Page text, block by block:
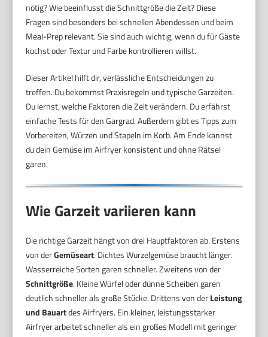
nötig? Wie beeinflusst die Schnittgröße die Zeit? Diese
Fragen sind besonders bei schnellen Abendessen und beim
Meal-Prep relevant. Sie sind auch wichtig, wenn du für Gäste
kochst oder Textur und Farbe kontrollieren willst.
Dieser Artikel hilft dir, verlässliche Entscheidungen zu
treffen. Du bekommst Praxisregeln und typische Garzeiten.
Du lernst, welche Faktoren die Zeit verändern. Du erfährst
einfache Tests für den Gargrad. Außerdem gibt es Tipps zum
Vorbereiten, Würzen und Stapeln im Korb. Am Ende kannst
du dein Gemüse im Airfryer konsistent und ohne Rätsel
garen.
Wie Garzeit variieren kann
Die richtige Garzeit hängt von drei Hauptfaktoren ab. Erstens
von derGemüseart. Dichtes Wurzelgemüse braucht länger.
Wasserreiche Sorten garen schneller. Zweitens von der
Schnittgröße. Kleine Würfel oder dünne Scheiben garen
deutlich schneller als große Stücke. Drittens von derLeistung
und Bauartdes Airfryers. Ein kleiner, leistungsstarker
Airfryer arbeitet schneller als ein großes Modell mit geringer